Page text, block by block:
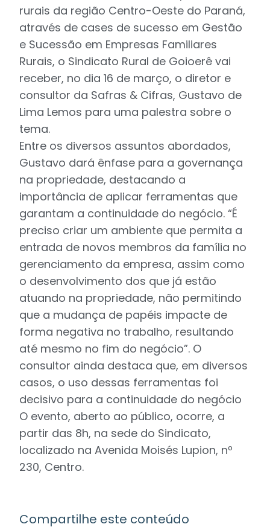
rurais da região Centro-Oeste do Paraná,
através de cases de sucesso em Gestão
e Sucessão em Empresas Familiares
Rurais, o Sindicato Rural de Goioerê vai
receber, no dia 16 de março, o diretor e
consultor da Safras & Cifras, Gustavo de
Lima Lemos para uma palestra sobre o
tema.
Entre os diversos assuntos abordados,
Gustavo dará ênfase para a governança
na propriedade, destacando a
importância de aplicar ferramentas que
garantam a continuidade do negócio. “É
preciso criar um ambiente que permita a
entrada de novos membros da família no
gerenciamento da empresa, assim como
o desenvolvimento dos que já estão
atuando na propriedade, não permitindo
que a mudança de papéis impacte de
forma negativa no trabalho, resultando
até mesmo no fim do negócio”. O
consultor ainda destaca que, em diversos
casos, o uso dessas ferramentas foi
decisivo para a continuidade do negócio
O evento, aberto ao público, ocorre, a
partir das 8h, na sede do Sindicato,
localizado na Avenida Moisés Lupion, nº
230, Centro.
Compartilhe este conteúdo